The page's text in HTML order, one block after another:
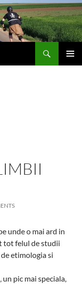
unde o mai ard in
tot felul de studii
etimologia si
un pic mai speciala,